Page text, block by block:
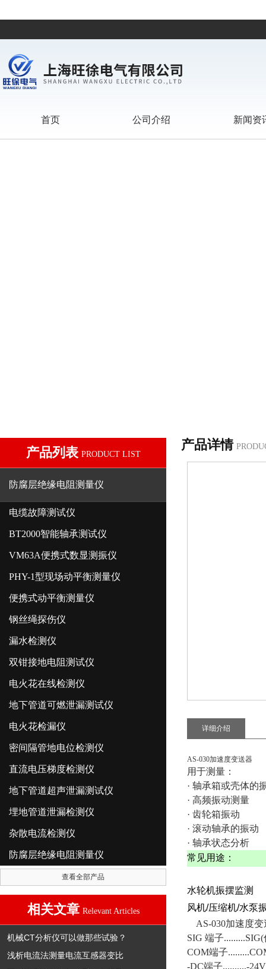
首页 公司介绍 新闻资
产品列表 PRODUCT LIST
防腐层绝缘电阻测量仪
电缆故障测试仪
BT2000智能轴承测试仪
VM63A便携式数显测振仪
PHY-1型现场动平衡测量仪
便携式动平衡测量仪
钢丝绳探伤仪
漏水检测仪
双钳接地电阻测试仪
电火花在线检测仪
地下管道可燃泄漏测试仪
电火花检漏仪
密间隔管地电位检测仪
直流电压梯度检测仪
地下管道超声泄漏测试仪
埋地管道泄漏检测仪
杂散电流检测仪
防腐层绝缘电阻测量仪
查看全部产品
相关文章 Relevant Articles
机械CT分析仪可以做那些试验？
浅析电流法测量电流互感器变比
产品详情
详细介绍
AS-030加速度变送器
用于测量：
· 轴承箱或壳体
· 高频振动测量
· 齿轮箱振动
· 滚动轴承的振动
· 轴承状态分析
常见用途：
水轮机振摆监测
风机/压缩机/水泵
AS-030加速度
SIG 端子
COM端子
-DC端子..........-